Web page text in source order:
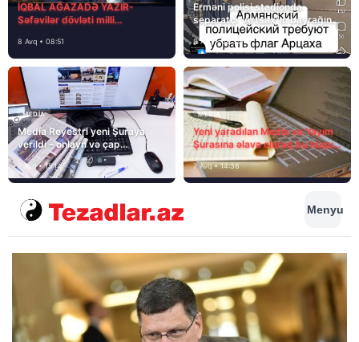
İQBAL AĞAZADƏ YAZIR-
Səfəvilər dövləti milli
8 Avq • 08:51
Erməni polisi stadionda
separatçı “Artsax”ın bayrağını
müsadirə etdi və…
8 Avq • 08:39
MEDİA
Media Reyestri yeni Şuraya
verildi – onlayn və çap
mediasını nə gözləyir?
7 Avq • 15:14
MEDİA
Yeni yaradılan Media və Yayım
Şurasına əlavə olaraq bu hüquq
və vəzifələr də verilib
7 Avq • 14:38
Menyu